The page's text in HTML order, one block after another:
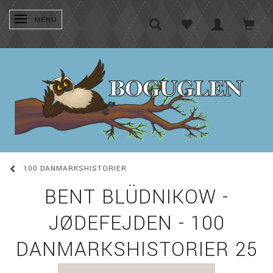
SKIFTE NAVIGATION
MENU
100 DANMARKSHISTORIER
BENT BLÜDNIKOW -
JØDEFEJDEN - 100
DANMARKSHISTORIER 25